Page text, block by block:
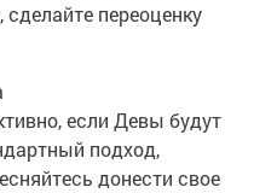
переоценку
если Девы будут
подход,
донести свое